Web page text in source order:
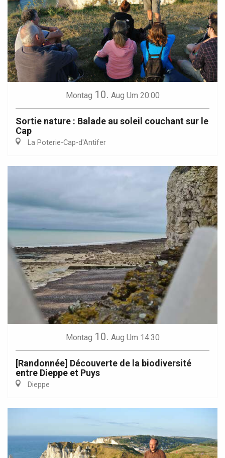
Montag 10. Aug Um 20:00
Sortie nature : Balade au soleil couchant sur le
Cap
La Poterie-Cap-d'Antifer
Montag 10. Aug Um 14:30
[Randonnée] Découverte de la biodiversité
entre Dieppe et Puys
Dieppe